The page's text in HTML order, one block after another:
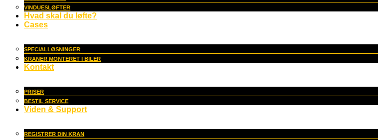
VINDUESLØFTER
Hvad skal du løfte?
Cases
SPECIALLØSNINGER
KRANER MONTERET I BILER
Kontakt
PRISER
BESTIL SERVICE
Viden & Support
REGISTRER DIN KRAN